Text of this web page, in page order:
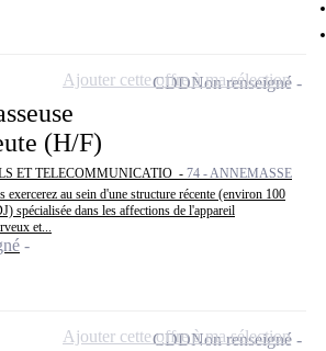
(H/F)
ET TELECOMMUNICATIO - 74 - ANNEMASSE
exercerez au sein d'une structure récente (environ 100
spécialisée dans les affections de l'appareil
et...
CDDNon renseigné
Ajouter cette offre à ma sélection
CDDNon renseigné
Ajouter cette offre à ma sélection